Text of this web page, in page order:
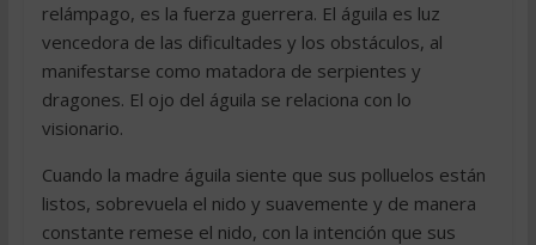
relámpago, es la fuerza guerrera. El águila es luz
vencedora de las dificultades y los obstáculos, al
manifestarse como matadora de serpientes y
dragones. El ojo del águila se relaciona con lo
visionario.
Cuando la madre águila siente que sus polluelos están
listos, sobrevuela el nido y suavemente y de manera
constante remese el nido, con la intención que sus